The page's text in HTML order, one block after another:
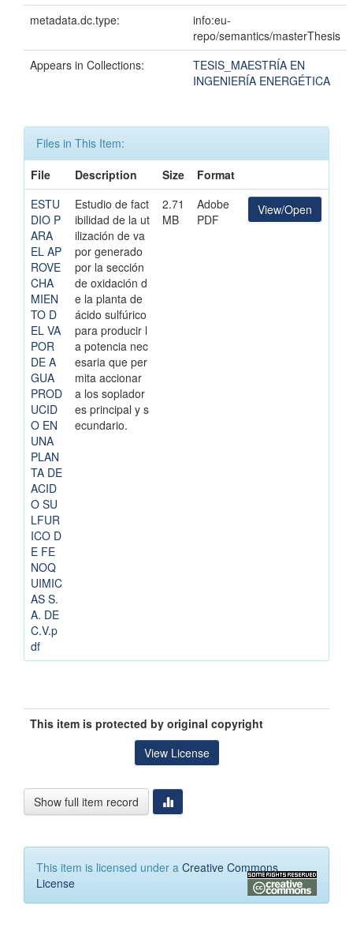
metadata.dc.type:
info:eu-
repo/semantics/masterThesis
Appears in Collections:
TESIS_MAESTRÍA EN
INGENIERÍA ENERGÉTICA
Files in This Item:
File
Description Size
Format
ESTU
DIO P
ARA
EL AP
ROVE
CHA
MIEN
TO D
EL VA
POR
DE A
GUA
PROD
UCID
O EN
UNA
PLAN
TA DE
ACID
O SU
LFUR
ICO D
E FE
NOQ
UIMIC
AS S.
A. DE
C.V.p
df
Estudio de fact
ibilidad de la ut
ilización de va
por generado
por la sección
de oxidación d
e la planta de
ácido sulfúrico
para producir l
a potencia nec
esaria que per
mita accionar
a los soplador
es principal y s
ecundario.
2.71
MB
Adobe
PDF
View/Open
This item is protected by original copyright
View License
Show full item record
This item is licensed under a Creative Commons
License